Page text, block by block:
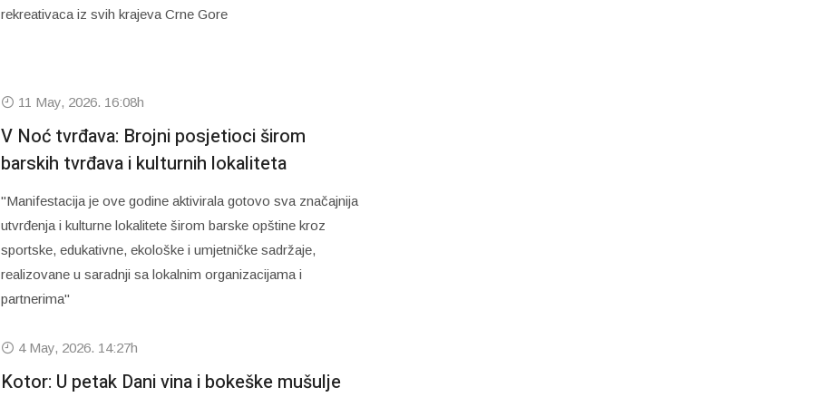
rekreativaca iz svih krajeva Crne Gore
11 May, 2026. 16:08h
V Noć tvrđava: Brojni posjetioci širom
barskih tvrđava i kulturnih lokaliteta
"Manifestacija je ove godine aktivirala gotovo sva značajnija
utvrđenja i kulturne lokalitete širom barske opštine kroz
sportske, edukativne, ekološke i umjetničke sadržaje,
realizovane u saradnji sa lokalnim organizacijama i
partnerima"
4 May, 2026. 14:27h
Kotor: U petak Dani vina i bokeške mušulje